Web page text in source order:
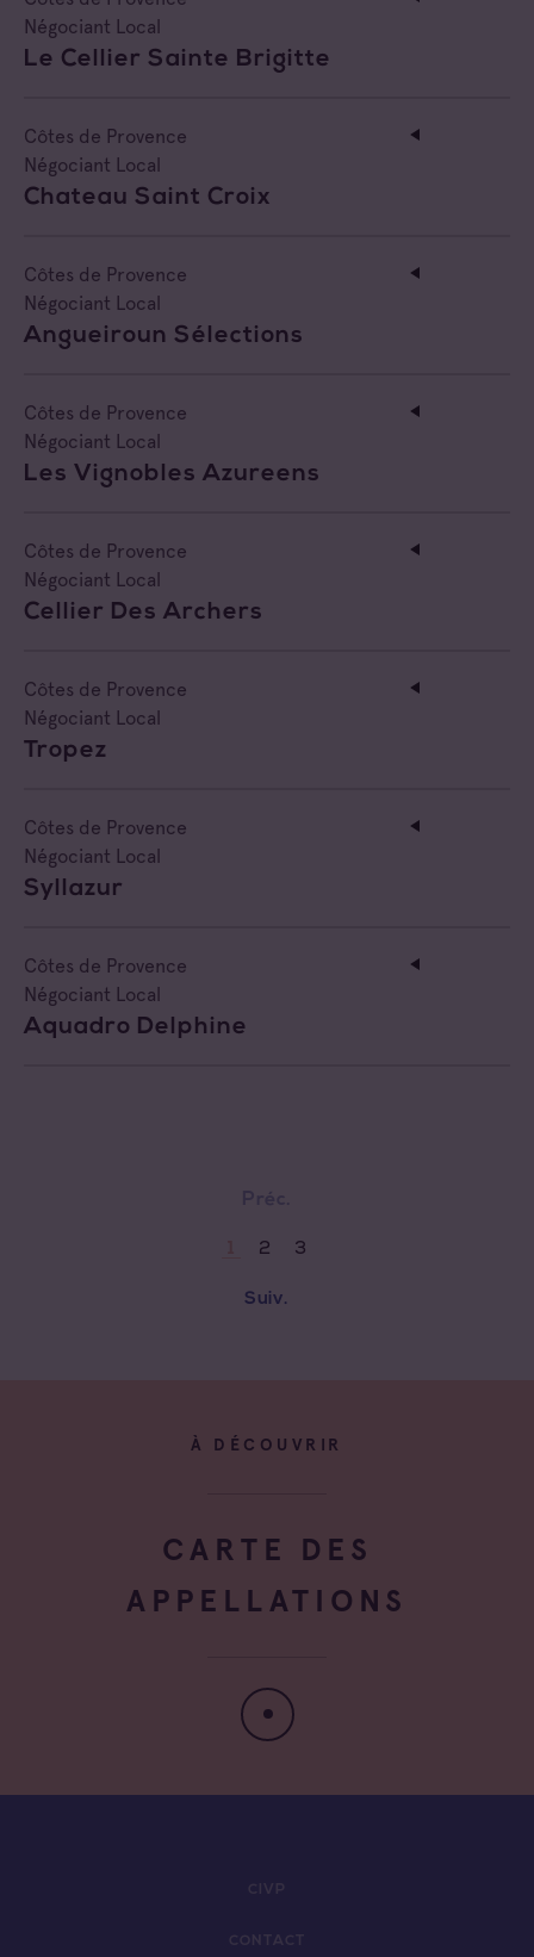
Négociant Local
Le Cellier Sainte Brigitte
Côtes de Provence
Négociant Local
Chateau Saint Croix
Côtes de Provence
Négociant Local
Angueiroun Sélections
Côtes de Provence
Négociant Local
Les Vignobles Azureens
Côtes de Provence
Négociant Local
Cellier Des Archers
Côtes de Provence
Négociant Local
Tropez
Côtes de Provence
Négociant Local
Syllazur
Côtes de Provence
Négociant Local
Aquadro Delphine
2 3
Suiv.
À DÉCOUVRIR
CARTE DES
APPELLATIONS